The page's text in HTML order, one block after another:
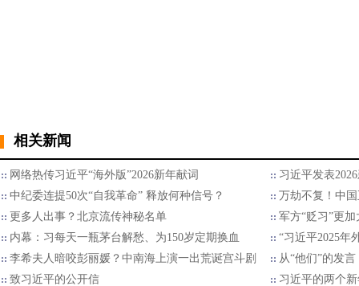
相关新闻
网络热传习近平“海外版”2026新年献词
习近平发表
中纪委连提50次“自我革命” 释放何种信号？
万劫不复！中
更多人出事？北京流传神秘名单
军方“贬习”更加
内幕：习每天一瓶茅台解愁、为150岁定期换血
“习近平2025年
李希夫人暗咬彭丽媛？中南海上演一出荒诞宫斗剧
从“他们”的发
致习近平的公开信
习近平的两个